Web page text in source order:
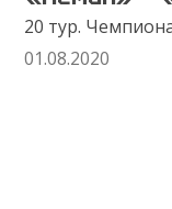
20 тур.
01.08.2020